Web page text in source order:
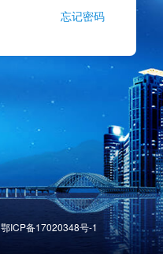
忘记密码
鄂ICP备17020348号-1